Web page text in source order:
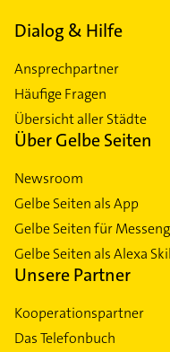
Dialog & Hilfe
Ansprechpartner
Häufige Fragen
Übersicht aller Städte
Über Gelbe Seiten
Newsroom
Gelbe Seiten als App
Gelbe Seiten für
Gelbe Seiten als Alexa
Unsere Partner
Kooperationspartner
Das Telefonbuch